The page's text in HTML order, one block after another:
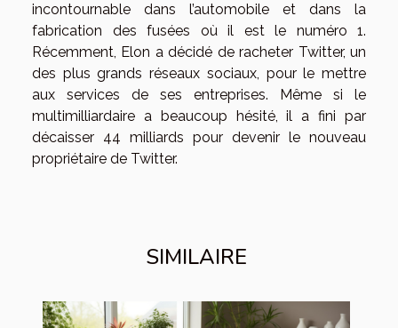
incontournable dans l’automobile et dans la
fabrication des fusées où il est le numéro 1.
Récemment, Elon a décidé de racheter Twitter, un
des plus grands réseaux sociaux, pour le mettre
aux services de ses entreprises. Même si le
multimilliardaire a beaucoup hésité, il a fini par
décaisser 44 milliards pour devenir le nouveau
propriétaire de Twitter.
SIMILAIRE